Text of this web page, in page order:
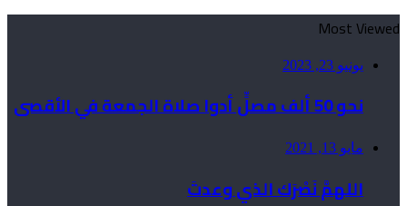
Most Viewed
يونيو 23, 2023
نحو 50 ألف مصلٍّ أدوا صلاة الجمعة في الأقصى
مايو 13, 2021
اللهمَّ نَصْرَك الذي وعدتَ